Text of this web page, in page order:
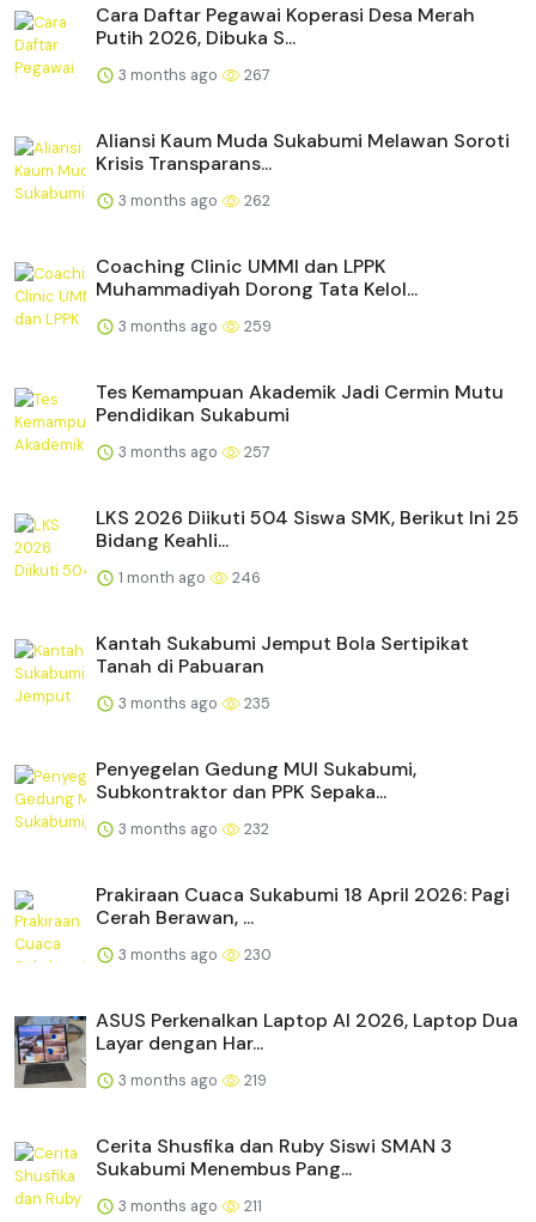
Cara Daftar Pegawai Koperasi Desa Merah
Putih 2026, Dibuka S...
3 months ago 267
Aliansi Kaum Muda Sukabumi Melawan Soroti
Krisis Transparans...
3 months ago 262
Coaching Clinic UMMI dan LPPK
Muhammadiyah Dorong Tata Kelol...
3 months ago 259
Tes Kemampuan Akademik Jadi Cermin Mutu
Pendidikan Sukabumi
3 months ago 257
LKS 2026 Diikuti 504 Siswa SMK, Berikut Ini 25
Bidang Keahli...
1 month ago 246
Kantah Sukabumi Jemput Bola Sertipikat
Tanah di Pabuaran
3 months ago 235
Penyegelan Gedung MUI Sukabumi,
Subkontraktor dan PPK Sepaka...
3 months ago 232
Prakiraan Cuaca Sukabumi 18 April 2026: Pagi
Cerah Berawan, ...
3 months ago 230
ASUS Perkenalkan Laptop AI 2026, Laptop Dua
Layar dengan Har...
3 months ago 219
Cerita Shusfika dan Ruby Siswi SMAN 3
Sukabumi Menembus Pang...
3 months ago 211